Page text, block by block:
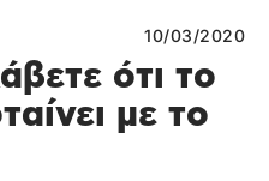
10/03/2020
ότι το
με το